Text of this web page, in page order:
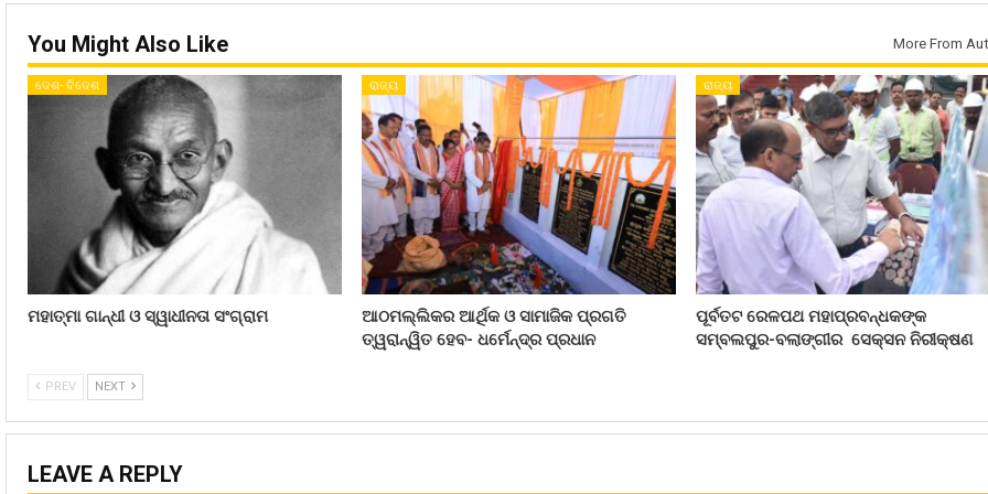
You Might Also Like More From
ଦେଶ- ବିଦେଶ
ମହାତ୍ମା ଗାନ୍ଧୀ ଓ ସ୍ୱାଧୀନତା ସଂଗ୍ରାମ
ରାଜ୍ୟ
ଆଠମଲ୍ଲିକର ଆର୍ଥିକ ଓ ସାମାଜିକ ପ୍ରଗତି
ତ୍ୱରାନ୍ୱିତ ହେବ- ଧର୍ମେନ୍ଦ୍ର ପ୍ରଧାନ
ରାଜ୍ୟ
ପୂର୍ବତଟ ରେଳପଥ ମହାପ୍ରବନ୍ଧକଙ୍କ
ସମ୍ବଲପୁର-ବଲାଙ୍ଗୀର ସେକ୍ସନ ନିରୀକ୍ଷଣ
PREV NEXT
LEAVE A REPLY